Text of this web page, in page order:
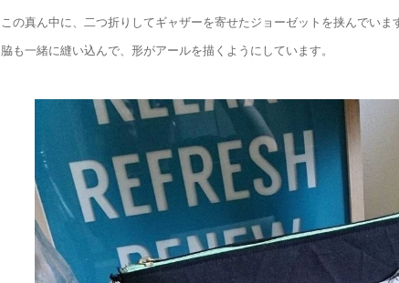
この真ん中に、二つ折りしてギャザーを寄せたジョーゼットを挟んでいま
脇も一緒に縫い込んで、形がアールを描くようにしています。